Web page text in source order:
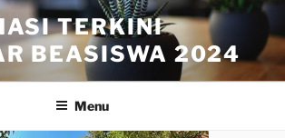
TERKINI
BEASISWA 2024
Menu